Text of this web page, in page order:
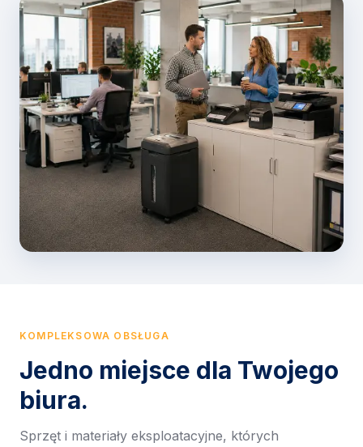
KOMPLEKSOWA OBSŁUGA
Jedno miejsce dla Twojego
biura.
Sprzęt i materiały eksploatacyjne, których